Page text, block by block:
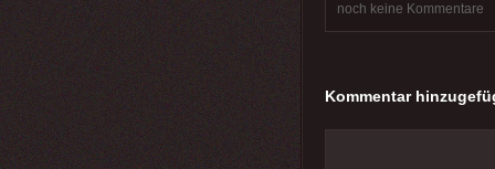
noch keine Kommentare
Kommentar